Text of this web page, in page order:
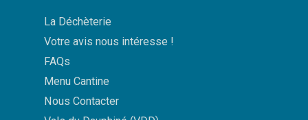
La Déchèterie
Votre avis nous intéresse !
FAQs
Menu Cantine
Nous Contacter